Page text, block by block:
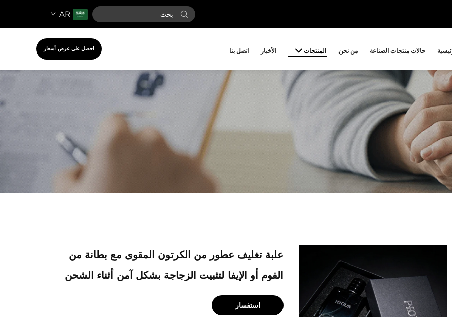
AR
حالات منتجات الصناعة من نحن المنتجات الأخبار اتصل بنا احصل على عرض أسعار
علبة تغليف عطور من الكرتون المقوى مع بطانة من
الفوم أو الإيفا لتثبيت الزجاجة بشكل آمن أثناء الشحن
استفسار